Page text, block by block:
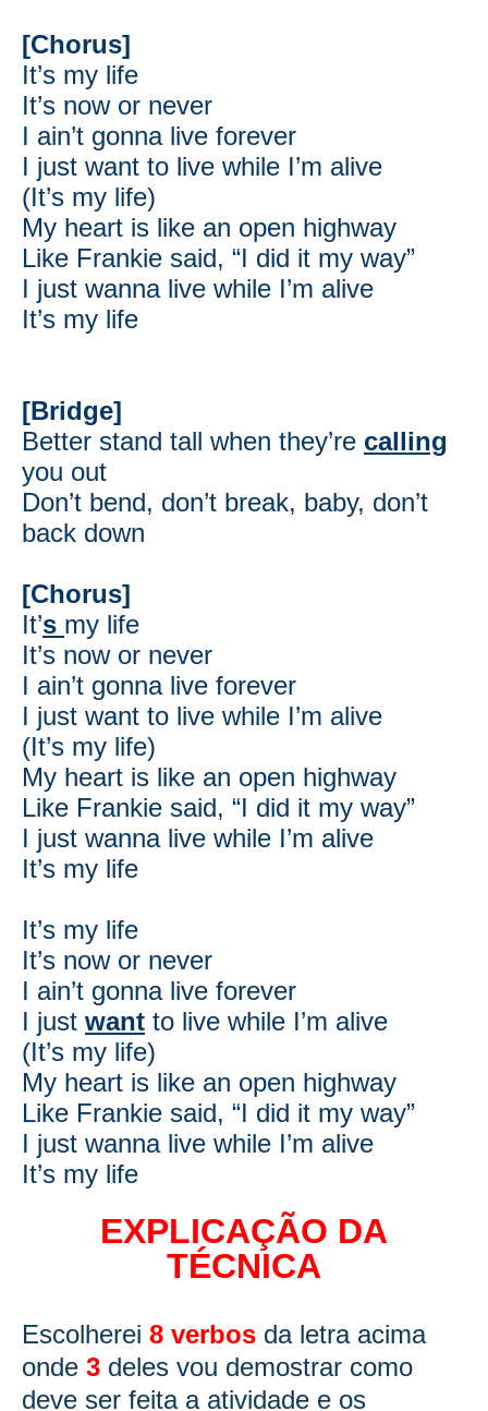
[Chorus]
It’s my life
It’s now or never
I ain’t gonna live forever
I just want to live while I’m alive
(It’s my life)
My heart is like an open highway
Like Frankie said, “I did it my way”
I just wanna live while I’m alive
It’s my life
[Bridge]
Better stand tall when they’re calling
you out
Don’t bend, don’t break, baby, don’t
back down
[Chorus]
It’s my life
It’s now or never
I ain’t gonna live forever
I just want to live while I’m alive
(It’s my life)
My heart is like an open highway
Like Frankie said, “I did it my way”
I just wanna live while I’m alive
It’s my life
It’s my life
It’s now or never
I ain’t gonna live forever
I just want to live while I’m alive
(It’s my life)
My heart is like an open highway
Like Frankie said, “I did it my way”
I just wanna live while I’m alive
It’s my life
EXPLICAÇÃO DA
TÉCNICA
Escolherei 8 verbos da letra acima
onde 3 deles vou demostrar como
deve ser feita a atividade e os